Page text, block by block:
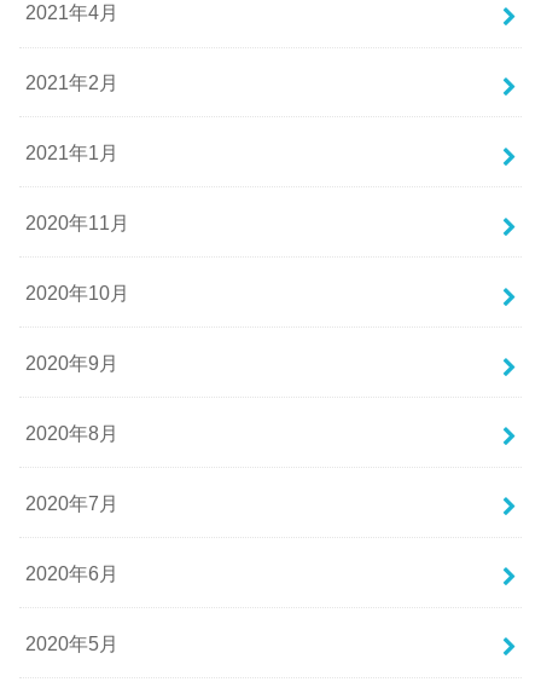
2021年4月
2021年2月
2021年1月
2020年11月
2020年10月
2020年9月
2020年8月
2020年7月
2020年6月
2020年5月